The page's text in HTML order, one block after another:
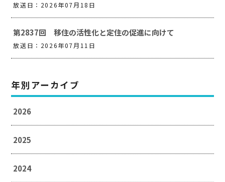
放送日：2026年07月18日
第2837回 移住の活性化と定住の促進に向けて
放送日：2026年07月11日
年別アーカイブ
2026
2025
2024